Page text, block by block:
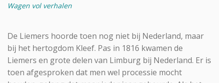
Wagen vol verhalen
De Liemers hoorde toen nog niet bij Nederland, maar
bij het hertogdom Kleef. Pas in 1816 kwamen de
Liemers en grote delen van Limburg bij Nederland. Er is
toen afgesproken dat men wel processie mocht